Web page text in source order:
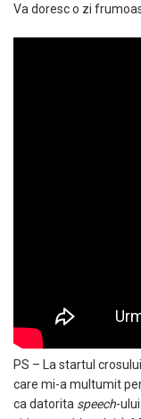
Va doresc o zi
PS – La startul
care mi-a multumit
ca datorita speech-